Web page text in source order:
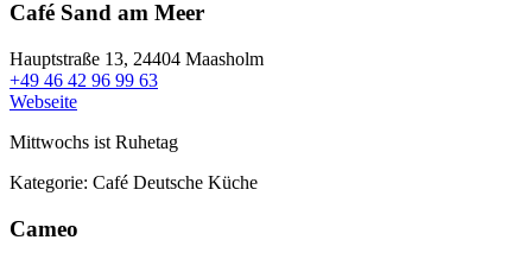
Café Sand am Meer
Hauptstraße 13, 24404 Maasholm
+49 46 42 96 99 63
Webseite
Mittwochs ist Ruhetag
Kategorie: Café Deutsche Küche
Cameo